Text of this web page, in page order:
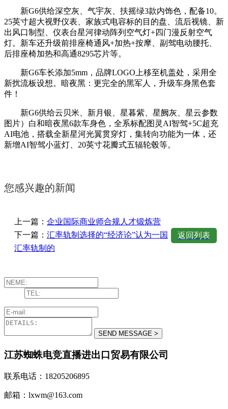
新G6供给深空灰、气宇灰、扶摇绿3款内饰色，配备10。
25英寸超大视野仪表、家族式电容标的目的盘、流后视镜、新
出风口制型、仪表台星河律动阵列空气灯+四门漫反射空气
灯。新车还升级前排座椅通风+加热+按摩、副驾电动腰托、
后排座椅加热和高通8295芯片等。
新G6车长添加5mm，品牌LOGO上移至机盖处，采用全
新扰流板设想。暗夜黑：更完全的黑军人，升级车身黑色套
件！
新G6供给云贝米、新月银、星暮紫、星阙灰、星云参数
图片）白和暗夜黑6款车身色，全系标配图灵AI智驾+5C超充
AI电池，搭载全新星河光翼贯穿灯，集转向功能为一体，还
新增AI智驾小蓝灯、20英寸花瓣式五辐轮毂等。
您感兴趣的新闻
上一篇： 企业国际商业师合规人才锻炼营
下一篇： 汇率轨制选择的“经济论”认为一国
汇率轨制的
返回列表
江苏蜘蛛电竞直播进出口贸易有限公司
联系电话：18205206895
邮箱：lxwm@163.com